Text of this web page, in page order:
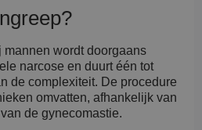
mannen wordt doorgaans
narcose en duurt één tot
de complexiteit. De procedure
omvatten, afhankelijk van
de gynecomastie.